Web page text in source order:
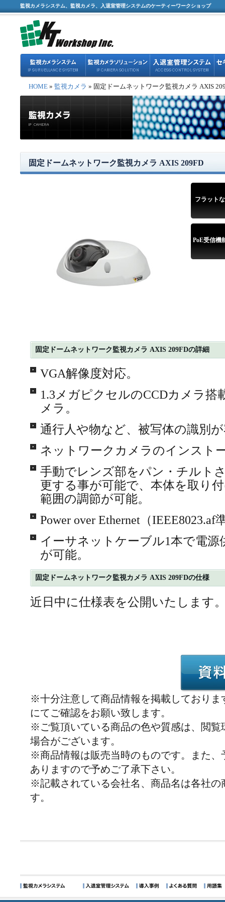
監視カメラシステム、監視カメラ、入退室管理システムのケーティーワークショップ
HOME » 監視カメラ » 固定ドームネットワーク監視カメラ AXIS
固定ドームネットワーク監視カメラ AXIS 209FD
フラット
PoE受信機
固定ドームネットワーク監視カメラ AXIS 209FDの詳細
VGA解像度対応。
1.3メガピクセルのCCDカメラ搭
メラ。
通行人や物など、被写体の識別
ネットワークカメラのインスト
手動でレンズ部をパン・チルト
更する事が可能で、本体を取り
範囲の調節が可能。
Power over Ethernet（IEEE8023.af
イーサネットケーブル1本で電源
が可能。
固定ドームネットワーク監視カメラ AXIS 209FDの仕様
近日中に仕様表を公開いたします
※十分注意して商品情報を掲載しておりま
にてご確認をお願い致します。
※ご覧頂いている商品の色や質感は、閲覧
場合がございます。
※商品情報は販売当時のものです。また、
ありますので予めご了承下さい。
※記載されている会社名、商品名は各社の
す。